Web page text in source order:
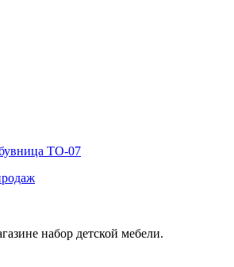
ТО-07
набор детской мебели.